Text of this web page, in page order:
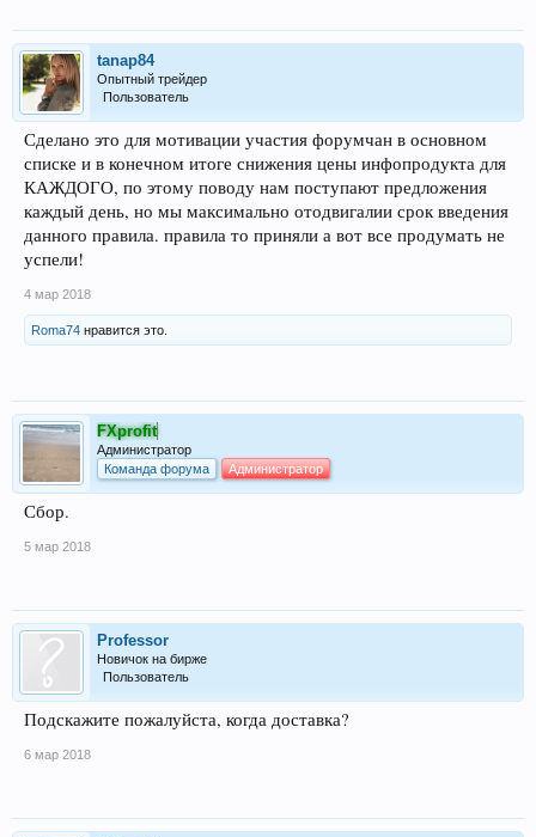
tanap84
Опытный трейдер
Пользователь
Сделано это для мотивации участия форумчан в основном
списке и в конечном итоге снижения цены инфопродукта для
КАЖДОГО, по этому поводу нам поступают предложения
каждый день, но мы максимально отодвигалии срок введения
данного правила. правила то приняли а вот все продумать не
успели!
4 мар 2018
Roma74 нравится это.
FXprofit
Администратор
Команда форума
Администратор
Сбор.
5 мар 2018
Professor
Новичок на бирже
Пользователь
Подскажите пожалуйста, когда доставка?
6 мар 2018